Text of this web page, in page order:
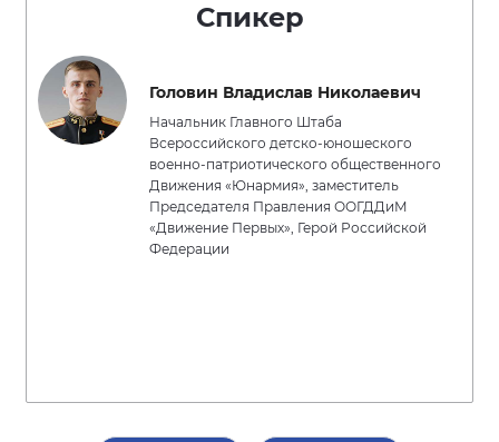
Спикер
Головин Владислав Николаевич
Начальник Главного Штаба
Всероссийского детско-юношеского
военно-патриотического общественного
Движения «Юнармия», заместитель
Председателя Правления ООГДДиМ
«Движение Первых», Герой Российской
Федерации